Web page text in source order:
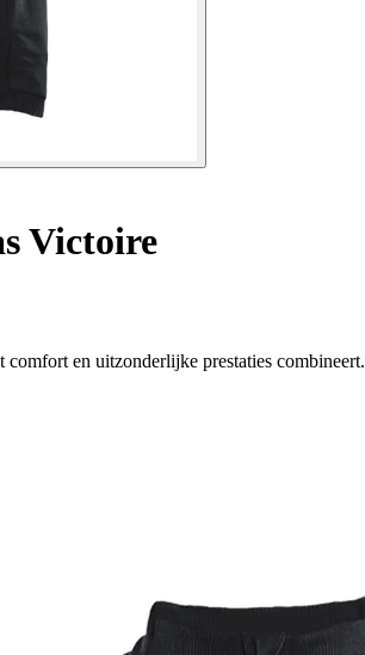
Victoire
en uitzonderlijke prestaties combineert.